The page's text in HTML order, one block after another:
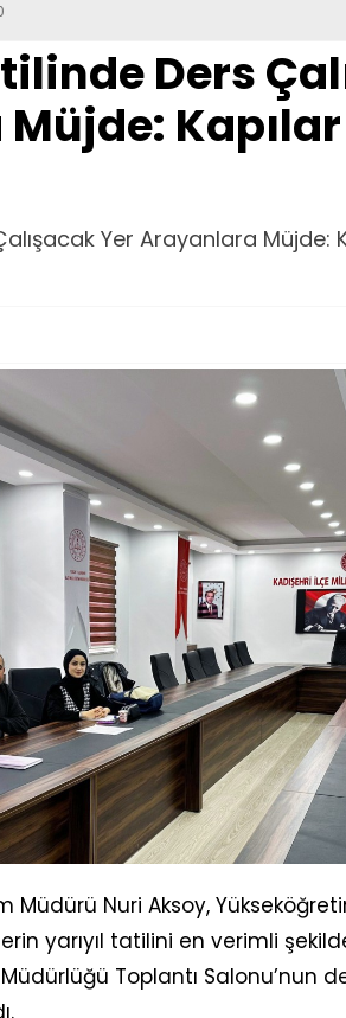
Ders
Yer Arayanlara Müjde:
Müdürü Nuri Aksoy,
yarıyıl tatilini en verimli
Toplantı Salonu’nun